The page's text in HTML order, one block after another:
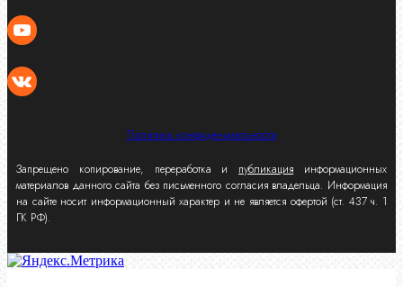
Политика конфиденциальности
Запрещено копирование, переработка и публикация информационных
материалов данного сайта без письменного согласия владельца. Информация
на сайте носит информационный характер и не является офертой (ст. 437 ч. 1
ГК РФ).